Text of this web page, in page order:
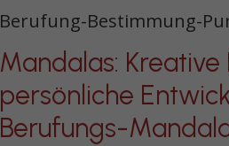
Berufung-Bestimmung-
Mandalas:
persönliche
Berufungs-